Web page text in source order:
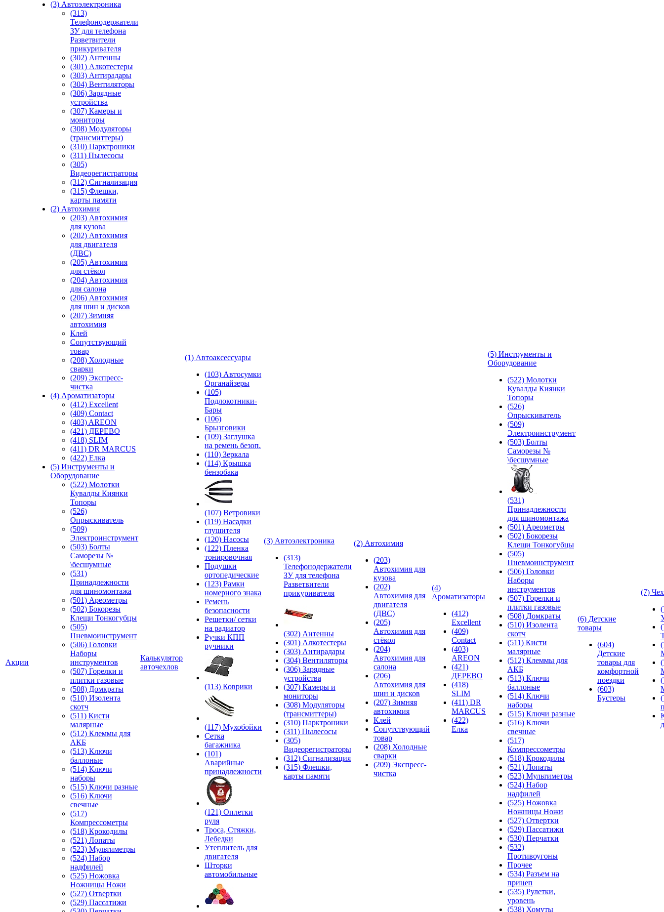
Акции
(3) Автоэлектроника
(313)
Телефонодержатели
ЗУ для телефона
Разветвители
прикуривателя
(302) Антенны
(301) Алкотестеры
(303) Антирадары
(304) Вентиляторы
(306) Зарядные
устройства
(307) Камеры и
мониторы
(308) Модуляторы
(трансмиттеры)
(310) Парктроники
(311) Пылесосы
(305)
Видеорегистраторы
(312) Сигнализация
(315) Флешки,
карты памяти
(2) Автохимия
(203) Автохимия
для кузова
(202) Автохимия
для двигателя
(ДВС)
(205) Автохимия
для стёкол
(204) Автохимия
для салона
(206) Автохимия
для шин и дисков
(207) Зимняя
автохимия
Клей
Сопутствующий
товар
(208) Холодные
сварки
(209) Экспреcс-
чистка
(4) Ароматизаторы
(412) Excellent
(409) Contact
(403) AREON
(421) ДЕРЕВО
(418) SLIM
(411) DR MARCUS
(422) Елка
(5) Инструменты и
Оборудование
(522) Молотки
Кувалды Киянки
Топоры
(526)
Опрыскиватель
(509)
Электроинструмент
(503) Болты
Саморезы №
\бесшумные
(531)
Принадлежности
для шиномонтажа
(501) Ареометры
(502) Бокорезы
Клещи Тонкогубцы
(505)
Пневмоинструмент
(506) Головки
Наборы
инструментов
(507) Горелки и
плитки газовые
(508) Домкраты
(510) Изолента
скотч
(511) Кисти
малярные
(512) Клеммы для
АКБ
(513) Ключи
баллоные
(514) Ключи
наборы
(515) Ключи разные
(516) Ключи
свечные
(517)
Компрессометры
(518) Крокодилы
(521) Лопаты
(523) Мультиметры
(524) Набор
надфилей
(525) Ножовка
Ножницы Ножи
(527) Отвертки
(529) Пассатижи
Калькулятор
авточехлов
(1) Автоаксессуары
(103) Автосумки
Органайзеры
(105)
Подлокотники-
Бары
(106)
Брызговики
(109) Заглушка
на ремень безоп.
(110) Зеркала
(114) Крышка
бензобака
(107) Ветровики
(119) Насадки
глушителя
(120) Насосы
(122) Пленка
тонировочная
Подушки
ортопедические
(123) Рамки
номерного знака
Ремень
безопасности
Решетки/ сетки
на радиатор
Ручки КПП
ручники
(113) Коврики
(117) Мухобойки
Сетка
багажника
(101)
Аварийные
принадлежности
(121) Оплетки
руля
Троса, Стяжки,
Лебедки
Утеплитель для
двигателя
Шторки
автомобильные
(3) Автоэлектроника
(313)
Телефонодержатели
ЗУ для телефона
Разветвители
прикуривателя
(302) Антенны
(301) Алкотестеры
(303) Антирадары
(304) Вентиляторы
(306) Зарядные
устройства
(307) Камеры и
мониторы
(308) Модуляторы
(трансмиттеры)
(310) Парктроники
(311) Пылесосы
(305)
Видеорегистраторы
(312) Сигнализация
(315) Флешки,
карты памяти
(2) Автохимия
(203)
Автохимия для
кузова
(202)
Автохимия для
двигателя
(ДВС)
(205)
Автохимия для
стёкол
(204)
Автохимия для
салона
(206)
Автохимия для
шин и дисков
(207) Зимняя
автохимия
Клей
Сопутствующий
товар
(208) Холодные
сварки
(209) Экспреcс-
чистка
(4)
Ароматизаторы
(412)
Excellent
(409)
Contact
(403)
AREON
(421)
ДЕРЕВО
(418)
SLIM
(411) DR
MARCUS
(422)
Елка
(5) Инструменты и
Оборудование
(522) Молотки
Кувалды Киянки
Топоры
(526)
Опрыскиватель
(509)
Электроинструмент
(503) Болты
Саморезы №
\бесшумные
(531)
Принадлежности
для шиномонтажа
(501) Ареометры
(502) Бокорезы
Клещи Тонкогубцы
(505)
Пневмоинструмент
(506) Головки
Наборы
инструментов
(507) Горелки и
плитки газовые
(508) Домкраты
(510) Изолента
скотч
(511) Кисти
малярные
(512) Клеммы для
АКБ
(513) Ключи
баллоные
(514) Ключи
наборы
(515) Ключи разные
(516) Ключи
свечные
(517)
Компрессометры
(518) Крокодилы
(521) Лопаты
(523) Мультиметры
(524) Набор
надфилей
(525) Ножовка
Ножницы Ножи
(527) Отвертки
(529) Пассатижи
(530) Перчатки
(532)
Противоугоны
Прочее
(534) Разъем на
прицеп
(535) Рулетки,
уровень
(538) Хомуты
(6) Детские
товары
(604)
Детские
товары для
комфортной
поездки
(603)
Бустеры
(7)